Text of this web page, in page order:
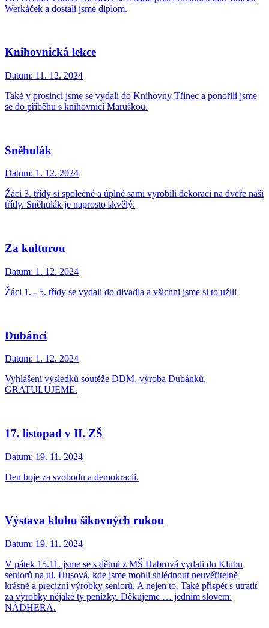
Werkáček a dostali jsme diplom.
Knihovnická lekce
Datum: 11. 12. 2024
Také v prosinci jsme se vydali do Knihovny Třinec a ponořili jsme
se do příběhu s knihovnicí Maruškou.
Sněhulák
Datum: 1. 12. 2024
Žáci 3. třídy si společně a úplně sami vyrobili dekoraci na dveře naši
třídy. Sněhulák je naprosto skvělý.
Za kulturou
Datum: 1. 12. 2024
Žáci 1. - 5. třídy se vydali do divadla a všichni jsme si to užili
Dubánci
Datum: 1. 12. 2024
Vyhlášení výsledků soutěže DDM, výroba Dubánků.
GRATULUJEME.
17. listopad v II. ZŠ
Datum: 19. 11. 2024
Den boje za svobodu a demokracii.
Výstava klubu šikovných rukou
Datum: 19. 11. 2024
V pátek 15.11. jsme se s dětmi z MŠ Habrová vydali do Klubu
seniorů na ul. Husová, kde jsme mohli shlédnout neuvěřitelně
krásné a precizní výrobky seniorů. A nejen to. Také přispět s utratit
za výrobky nějaké ty penízky. Děkujeme … jedním slovem:
NÁDHERA.